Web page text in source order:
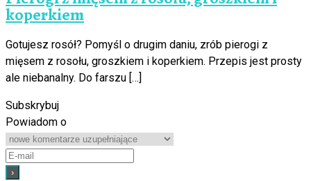
koperkiem
Gotujesz rosół? Pomyśl o drugim daniu, zrób pierogi z
mięsem z rosołu, groszkiem i koperkiem. Przepis jest prosty
ale niebanalny. Do farszu […]
Subskrybuj
Powiadom o